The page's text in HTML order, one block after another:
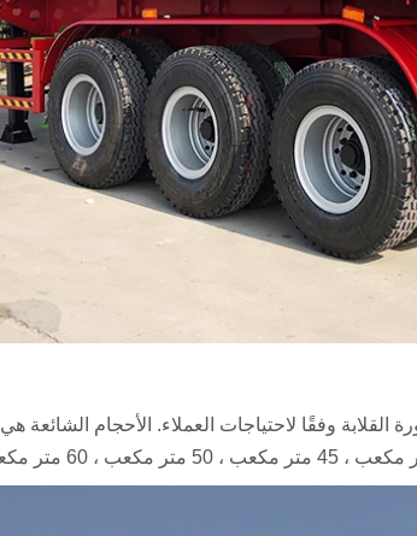
وفقًا لاحتياجات العملاء. الأحجام الشائعة هي